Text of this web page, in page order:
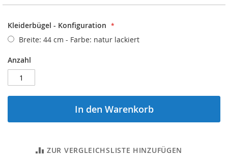
Kleiderbügel - Konfiguration
Breite: 44 cm - Farbe: natur lackiert
Anzahl
In den Warenkorb
ZUR VERGLEICHSLISTE HINZUFÜGEN